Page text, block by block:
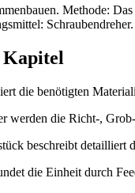
Methode:
Schraubendreher.
Kapitel
die benötigten
werden die Richt-,
beschreibt detailliert
die Einheit durch